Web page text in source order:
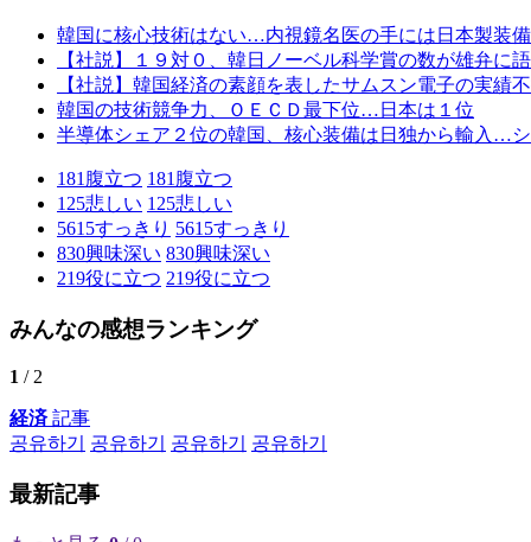
韓国に核心技術はない…内視鏡名医の手には日本製装
【社説】１９対０、韓日ノーベル科学賞の数が雄弁に
【社説】韓国経済の素顔を表したサムスン電子の実績
韓国の技術競争力、ＯＥＣＤ最下位…日本は１位
半導体シェア２位の韓国、核心装備は日独から輸入…
181 腹立つ 181 腹立つ
125悲しい 125悲しい
5615すっきり 5615すっきり
830興味深い 830興味深い
219役に立つ 219役に立つ
みんなの感想ランキング
1 / 2
経済記事
공유하기
공유하기 공유하기 공유하기
最新記事